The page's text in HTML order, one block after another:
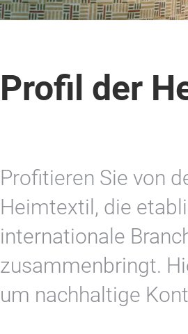
Profil der
Profitieren Sie von
Heimtextil, die
internationale
zusammenbringt.
um nachhaltige